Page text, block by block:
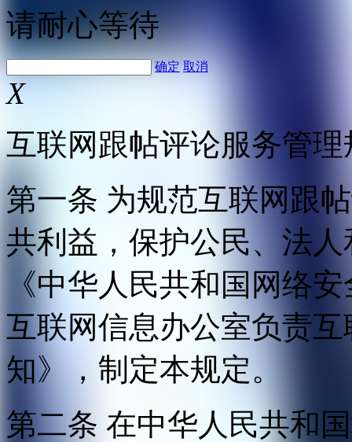
请耐心等待
确定 取消
X
互联网跟帖评论服务管理
第一条 为规范互联网跟
共利益，保护公民、法
《中华人民共和国网络
互联网信息办公室负责
知》，制定本规定。
第二条 在中华人民共和